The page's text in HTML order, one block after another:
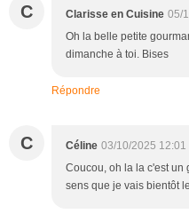
C Clarisse en Cuisine 05/
Oh la belle petite
dimanche à toi. Bises
Répondre
C Céline 03/10/2025 12:01
Coucou, oh la la c'est un
sens que je vais bientôt